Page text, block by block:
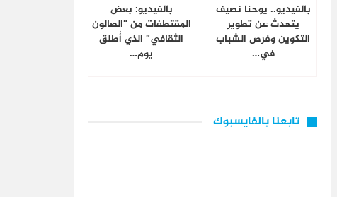
بالفيديو.. يوحنا نصيف
يتحدث عن تطوير
التكوين وفرص الشباب
في…
بالفيديو: بعض
المقتطفات من “الصالون
الثقافي” الذي أُطلق
يوم…
تابعنا بالفايسبوك